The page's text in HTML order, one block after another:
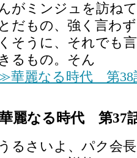
がミンジュを訪ね
とだもの、強く言わ
くそうに、それでも
きるもの。そん
華麗なる時代 第38
麗なる時代 第37
うるさいよ、パク会